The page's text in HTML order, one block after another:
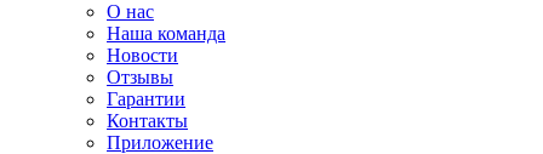
О нас
Наша команда
Новости
Отзывы
Гарантии
Контакты
Приложение